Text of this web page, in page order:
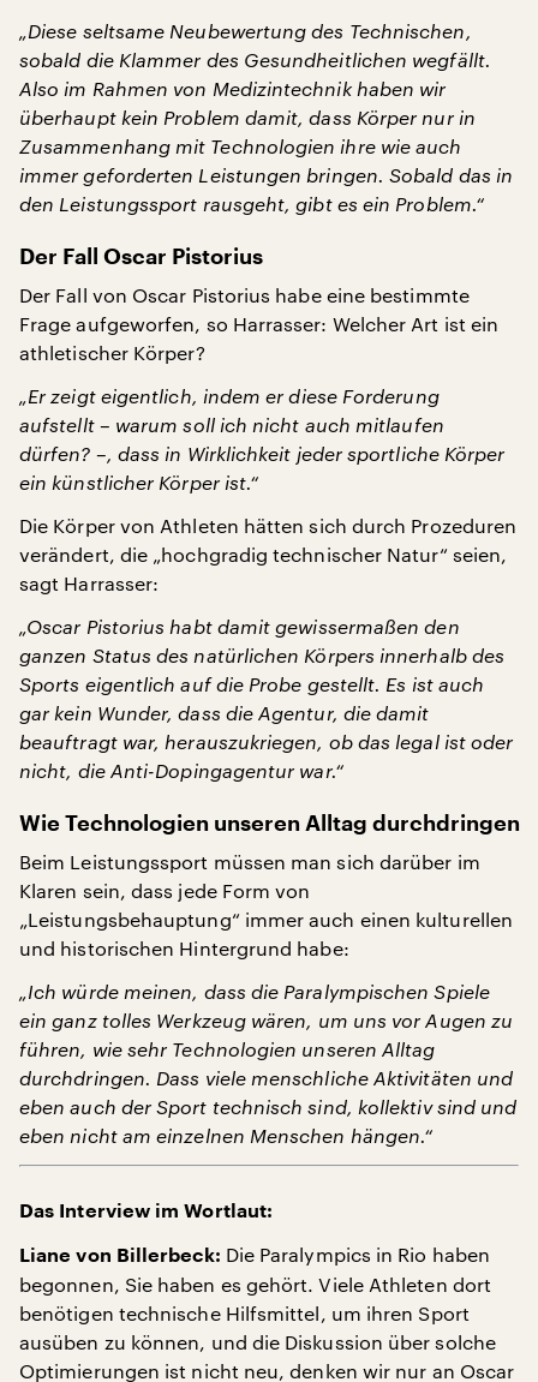
„Diese seltsame Neubewertung des Technischen,
sobald die Klammer des Gesundheitlichen wegfällt.
Also im Rahmen von Medizintechnik haben wir
überhaupt kein Problem damit, dass Körper nur in
Zusammenhang mit Technologien ihre wie auch
immer geforderten Leistungen bringen. Sobald das in
den Leistungssport rausgeht, gibt es ein Problem.“
Der Fall Oscar Pistorius
Der Fall von Oscar Pistorius habe eine bestimmte
Frage aufgeworfen, so Harrasser: Welcher Art ist ein
athletischer Körper?
„Er zeigt eigentlich, indem er diese Forderung
aufstellt – warum soll ich nicht auch mitlaufen
dürfen? –, dass in Wirklichkeit jeder sportliche Körper
ein künstlicher Körper ist.“
Die Körper von Athleten hätten sich durch Prozeduren
verändert, die „hochgradig technischer Natur“ seien,
sagt Harrasser:
„Oscar Pistorius habt damit gewissermaßen den
ganzen Status des natürlichen Körpers innerhalb des
Sports eigentlich auf die Probe gestellt. Es ist auch
gar kein Wunder, dass die Agentur, die damit
beauftragt war, herauszukriegen, ob das legal ist oder
nicht, die Anti-Dopingagentur war.“
Wie Technologien unseren Alltag durchdringen
Beim Leistungssport müssen man sich darüber im
Klaren sein, dass jede Form von
„Leistungsbehauptung“ immer auch einen kulturellen
und historischen Hintergrund habe:
„Ich würde meinen, dass die Paralympischen Spiele
ein ganz tolles Werkzeug wären, um uns vor Augen zu
führen, wie sehr Technologien unseren Alltag
durchdringen. Dass viele menschliche Aktivitäten und
eben auch der Sport technisch sind, kollektiv sind und
eben nicht am einzelnen Menschen hängen.“
Das Interview im Wortlaut:
Liane von Billerbeck: Die Paralympics in Rio haben
begonnen, Sie haben es gehört. Viele Athleten dort
benötigen technische Hilfsmittel, um ihren Sport
ausüben zu können, und die Diskussion über solche
Optimierungen ist nicht neu, denken wir nur an Oscar